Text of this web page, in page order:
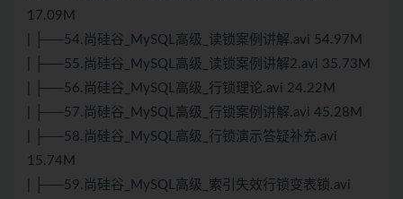
17.09M
| ├──54.尚硅谷_MySQL高级_读锁案例讲解.avi 54.97M
| ├──55.尚硅谷_MySQL高级_读锁案例讲解2.avi 35.73M
| ├──56.尚硅谷_MySQL高级_行锁理论.avi 24.22M
| ├──57.尚硅谷_MySQL高级_行锁案例讲解.avi 45.28M
| ├──58.尚硅谷_MySQL高级_行锁演示答疑补充.avi
15.74M
| ├──59.尚硅谷_MySQL高级_索引失效行锁变表锁.avi